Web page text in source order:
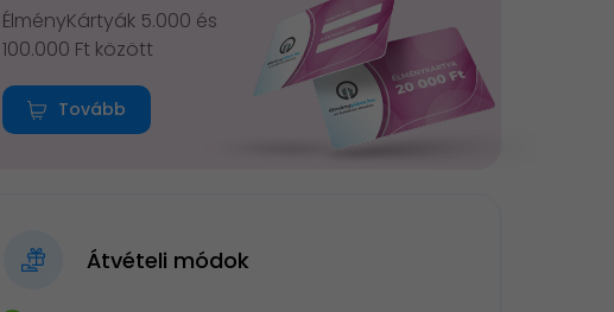
ÉlményKártyák 5.000 és
100.000 Ft között
Tovább
Átvételi módok